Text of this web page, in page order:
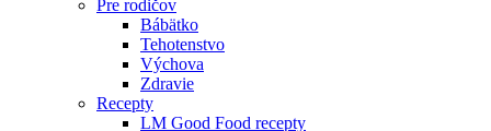
Pre rodičov
Bábätko
Tehotenstvo
Výchova
Zdravie
Recepty
LM Good Food recepty